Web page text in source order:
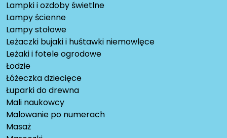
Lampki i ozdoby świetlne
Lampy ścienne
Lampy stołowe
Leżaczki bujaki i huśtawki niemowlęce
Leżaki i fotele ogrodowe
Łodzie
Łóżeczka dziecięce
Łuparki do drewna
Mali naukowcy
Malowanie po numerach
Masaż